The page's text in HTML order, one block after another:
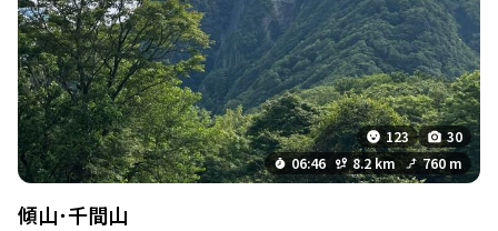
123
30
06:46
8.2 km 760 m
傾山･千間山